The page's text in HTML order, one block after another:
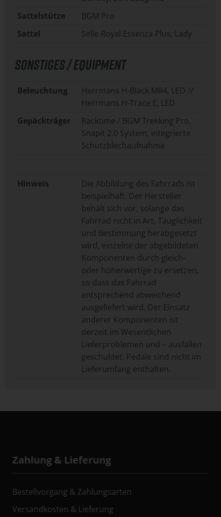
Sattelstütze
BGM Pro
Sattel
Selle Royal Essenza Plus, Lady
SONSTIGES / EQUIPMENT
Beleuchtung
Herrmans H-Black MR4, LED //
Herrmans H-Trace E, LED
Gepäckträger
Racktime / BGM Trekking Pro,
Snapit 2.0 System, integrierte
Schutzblechaufnahme
Hinweis
Die Abbildung des Fahrrads ist
beispielhaft. Der Hersteller
behält sich vor, solange das
Fahrrad nicht in Art, Tauglichkeit
und Bestimmung herabgesetzt
wird, einzelne der abgebildeten
Komponenten durch gleich-
oder höherwertige zu ersetzen,
so dass das Fahrrad
entsprechend abweichend
ausgeliefert wird. Der Einsatz
anderer Komponenten ist
derzeit im Wesentlichen
Lieferproblemen und – ausfällen
geschuldet. Pedale sind nicht im
Lieferumfang enthalten.
Zahlung & Lieferung
Bestellvorgang & Zahlungsarten
Versandkosten & Lieferung